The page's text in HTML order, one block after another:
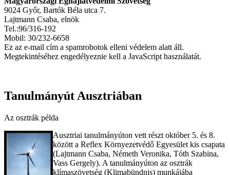
9024 Győr, Bartók Béla utca 7.
Lajtmann Csaba, elnök
Tel.:96/316-192
Mobil: 30/232-6658
Ez az e-mail cím a spamrobotok elleni védelem alatt áll.
Megtekintéséhez engedélyeznie kell a JavaScript használatát.
Tanulmányút Ausztriában
Az osztrák példa
Ausztriai tanulmányúton vett részt október 5. és 8.
között a Reflex Környezetvédő Egyesület kis csapata
(Lajtmann Csaba, Németh Veronika, Tóth Szabina,
Vass Gergely). A tanulmányúton az osztrák
klímaszövetség (Klimabündnis) munkájába